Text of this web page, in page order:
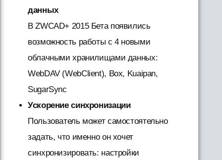
данных
В ZWCAD+ 2015 Бета появилиcь
возможность работы с 4 новыми
облачными хранилищами данных:
WebDAV (WebClient), Box, Kuaipan,
SugarSync
Ускорение синхронизации
Пользователь может самостоятельно
задать, что именно он хочет
синхронизировать: настройки